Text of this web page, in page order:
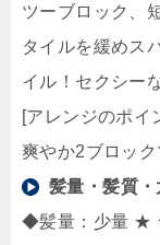
ツーブロック、
タイルを緩めス
イル！セクシー
[アレンジのポイ
爽やか2ブロッ
髪量・髪質
◆髪量：少量 ★